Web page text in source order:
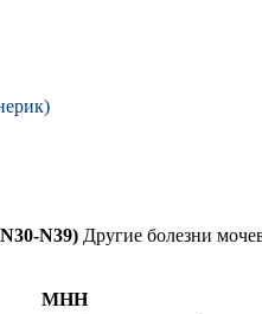
N39) Другие болезни
МНН